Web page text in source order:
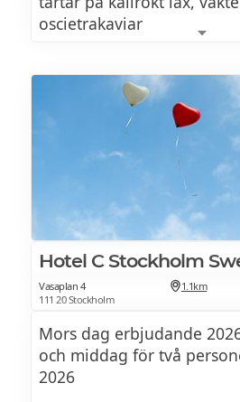
Äggröra
Friterad broccoli
Parmesan,
Dirty fries
Jalapeños, Parmesan,
Rostade nötter, rårörda
lönnsirap, kanel, socker
Äppelkaka med creme
oscietrakaviar
Pocherad torskrygg
champagnesås, forellrom
lemon posset
Hotel C Stockholm
Vasaplan 4
111 20 Stockholm
1.1km
Mors dag erbjudande
och middag för två
2026